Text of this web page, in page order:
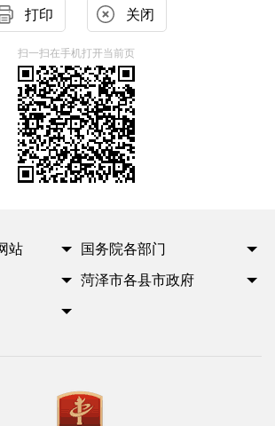
打印 关闭
扫一扫在手机打开当前页
站 国务院各部门
菏泽市各县市政府